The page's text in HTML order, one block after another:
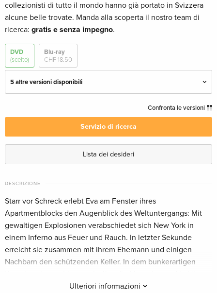
collezionisti di tutto il mondo hanno già portato in Svizzera
alcune belle trovate. Manda alla scoperta il nostro team di
ricerca: gratis e senza impegno.
DVD
(scelto)
Blu-ray
CHF 18.50
5 altre versioni disponibili
CHF 16.50
Inglese · US Version
Tedesco
Edizione standard
Francese
Esaurito
Confronta le versioni
Servizio di ricerca
Lista dei desideri
DESCRIZIONE
Ulteriori informazioni
Starr vor Schreck erlebt Eva am Fenster ihres
Apartmentblocks den Augenblick des Weltuntergangs: Mit
gewaltigen Explosionen verabschiedet sich New York in
einem Inferno aus Feuer und Rauch. In letzter Sekunde
erreicht sie zusammen mit ihrem Ehemann und einigen
Nachbarn den schützenden Keller. In dem bunkerartigen
Rettung. Doch als klar wird, dass diese nicht kommt, muss